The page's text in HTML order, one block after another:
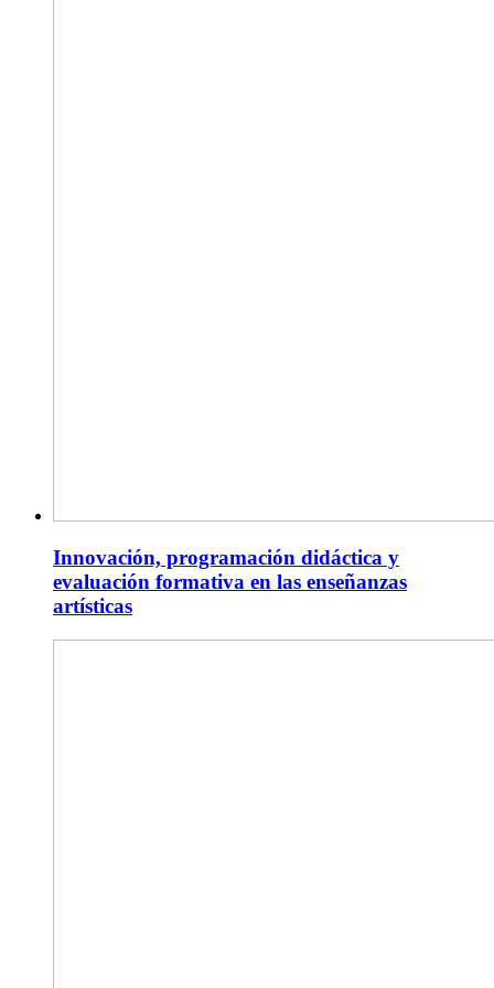
Innovación, programación didáctica y
evaluación formativa en las enseñanzas
artísticas